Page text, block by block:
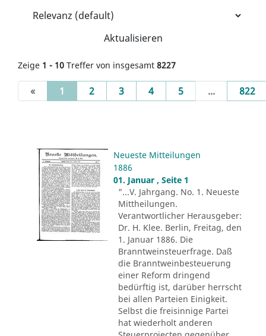
Aktualisieren
Zeige 1 - 10 Treffer von insgesamt 8227
« 1 (current)
2 3 4 5 ... 822
Neueste Mitteilungen
1886
01. Januar , Seite 1
"...V. Jahrgang. No. 1. Neueste
Mittheilungen.
Verantwortlicher Herausgeber:
Dr. H. Klee. Berlin, Freitag, den
1. Januar 1886. Die
Branntweinsteuerfrage. Daß
die Branntweinbesteuerung
einer Reform dringend
bedürftig ist, darüber herrscht
bei allen Parteien Einigkeit.
Selbst die freisinnige Partei
hat wiederholt anderen